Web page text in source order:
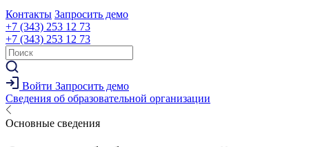
Контакты Запросить демо
+7 (343) 253 12 73
+7 (343) 253 12 73
Войти Запросить демо
Сведения об образовательной организации
Основные сведения